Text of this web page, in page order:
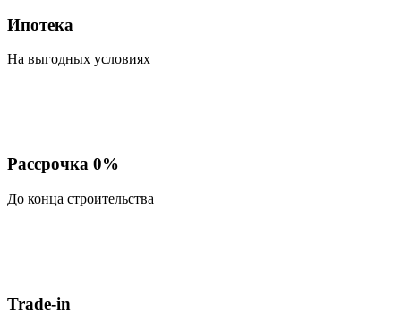
Ипотека
На выгодных условиях
Рассрочка 0%
До конца строительства
Trade-in